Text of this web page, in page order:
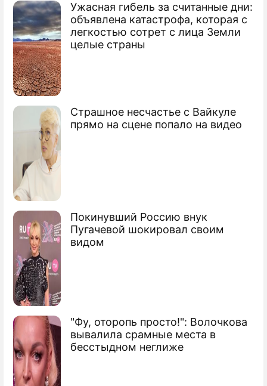
Ужасная гибель за считанные дни:
объявлена катастрофа, которая с
легкостью сотрет с лица Земли
целые страны
Страшное несчастье с Вайкуле
прямо на сцене попало на видео
Покинувший Россию внук
Пугачевой шокировал своим
видом
"Фу, оторопь просто!": Волочкова
вывалила срамные места в
бесстыдном неглиже